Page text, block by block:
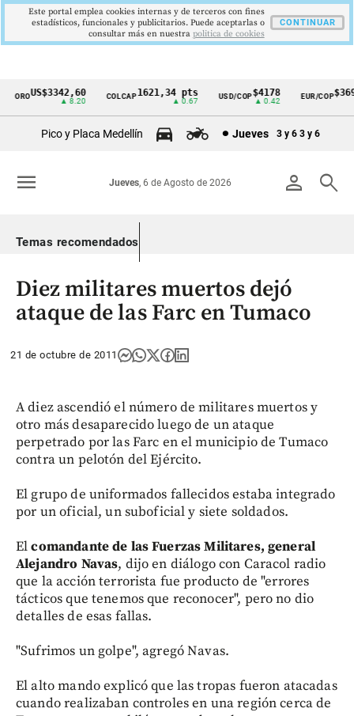
Cintillo
Colombia
OROUS$3342,60
▲ 8.20
COLCAP1621,34 pts
▲ 0.67
USD/COP$4178
▲ 0.42
EUR/COP$3697
Pico y Placa Medellín Jueves 3 y 6 3 y 6
person search
Jueves, 6 de Agosto de 2026
menu
Temas recomendados
Diez militares muertos dejó
ataque de las Farc en Tumaco
21 de octubre de 2011
A diez ascendió el número de militares muertos y
otro más desaparecido luego de un ataque
perpetrado por las Farc en el municipio de Tumaco
contra un pelotón del Ejército.
El grupo de uniformados fallecidos estaba integrado
por un oficial, un suboficial y siete soldados.
Elcomandante de las Fuerzas Militares, general
Alejandro Navas, dijo en diálogo con Caracol radio
que la acción terrorista fue producto de "errores
tácticos que tenemos que reconocer", pero no dio
detalles de esas fallas.
"Sufrimos un golpe", agregó Navas.
El alto mando explicó que las tropas fueron atacadas
cuando realizaban controles en una región cerca de
Este portal emplea cookies internas y de terceros con fines
estadísticos, funcionales y publicitarios. Puede aceptarlas o
consultar más en nuestra politica de cookies
CONTINUAR